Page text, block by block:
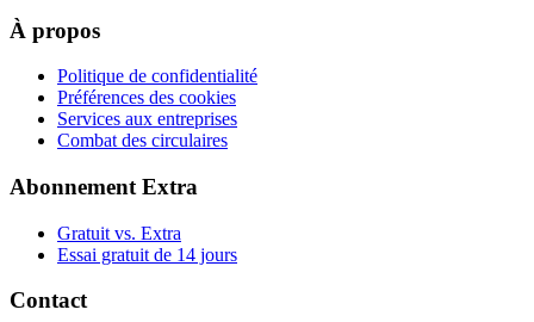
À propos
Politique de confidentialité
Préférences des cookies
Services aux entreprises
Combat des circulaires
Abonnement Extra
Gratuit vs. Extra
Essai gratuit de 14 jours
Contact